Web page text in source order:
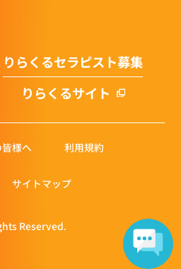
りらくるセラピスト募集
りらくるサイト
様へ 利用規約
サイトマップ
Reserved.